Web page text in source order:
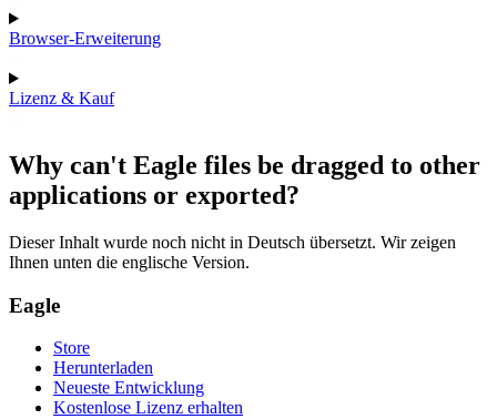
Browser-Erweiterung
Lizenz & Kauf
Why can't Eagle files be dragged to other
applications or exported?
Dieser Inhalt wurde noch nicht in Deutsch übersetzt. Wir zeigen
Ihnen unten die englische Version.
Eagle
Store
Herunterladen
Neueste Entwicklung
Kostenlose Lizenz erhalten